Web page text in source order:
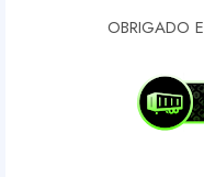
OBRIGADO